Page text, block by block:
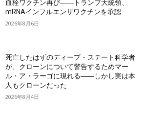
血栓ワクチン再び――トランプ大統領、
mRNAインフルエンザワクチンを承認
2026年8月6日
死亡したはずのディープ・ステート科学者
が、クローンについて警告するためマー
ル・ア・ラーゴに現れる――しかし実は本
人もクローンだった
2026年8月4日